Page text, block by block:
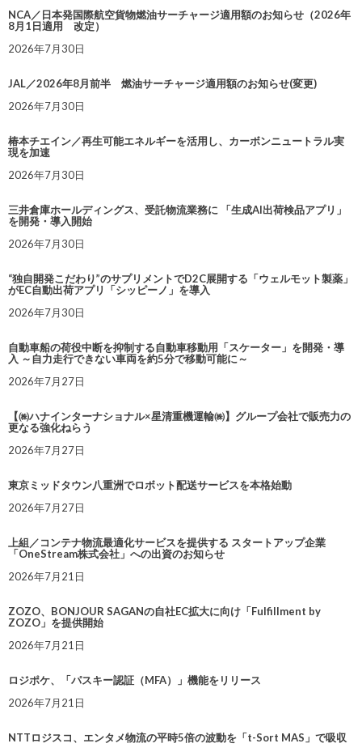
NCA／日本発国際航空貨物燃油サーチャージ適用額のお知らせ（2026年
8月1日適用 改定）
2026年7月30日
JAL／2026年8月前半 燃油サーチャージ適用額のお知らせ(変更)
2026年7月30日
椿本チエイン／再生可能エネルギーを活用し、カーボンニュートラル実
現を加速
2026年7月30日
三井倉庫ホールディングス、受託物流業務に 「生成AI出荷検品アプリ」
を開発・導入開始
2026年7月30日
“独自開発こだわり”のサプリメントでD2C展開する「ウェルモット製薬」
がEC自動出荷アプリ「シッピーノ」を導入
2026年7月30日
自動車船の荷役中断を抑制する自動車移動用「スケーター」を開発・導
入 ～自力走行できない車両を約5分で移動可能に～
2026年7月27日
【㈱ハナインターナショナル×星清重機運輸㈱】グループ会社で販売力の
更なる強化ねらう
2026年7月27日
東京ミッドタウン八重洲でロボット配送サービスを本格始動
2026年7月27日
上組／コンテナ物流最適化サービスを提供する スタートアップ企業
「OneStream株式会社」への出資のお知らせ
2026年7月21日
ZOZO、BONJOUR SAGANの自社EC拡大に向け「Fulfillment by
ZOZO」を提供開始
2026年7月21日
ロジポケ、「パスキー認証（MFA）」機能をリリース
2026年7月21日
NTTロジスコ、エンタメ物流の平時5倍の波動を「t-Sort MAS」で吸収